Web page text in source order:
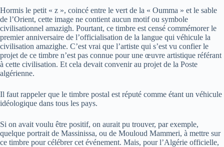
Hormis le petit « z », coincé entre le vert de la « Oumma » et le sable
de l’Orient, cette image ne contient aucun motif ou symbole
civilisationnel amazigh. Pourtant, ce timbre est censé commémorer le
premier anniversaire de l’officialisation de la langue qui véhicule la
civilisation amazighe. C’est vrai que l’artiste qui s’est vu confier le
projet de ce timbre n’est pas connue pour une œuvre artistique référant
à cette civilisation. Et cela devait convenir au projet de la Poste
algérienne.
Il faut rappeler que le timbre postal est réputé comme étant un véhicule
idéologique dans tous les pays.
Si on avait voulu être positif, on aurait pu trouver, par exemple,
quelque portrait de Massinissa, ou de Mouloud Mammeri, à mettre sur
ce timbre pour célébrer cet événement. Mais, pour l’Algérie officielle,